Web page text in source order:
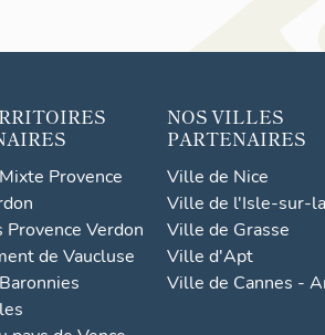
Provence
Provence Verdon
de Vaucluse
NOS VILLES
PARTENAIRES
Ville de Nice
Ville de l'Isle-sur-
Ville de Grasse
Ville d'Apt
Ville de Cannes -